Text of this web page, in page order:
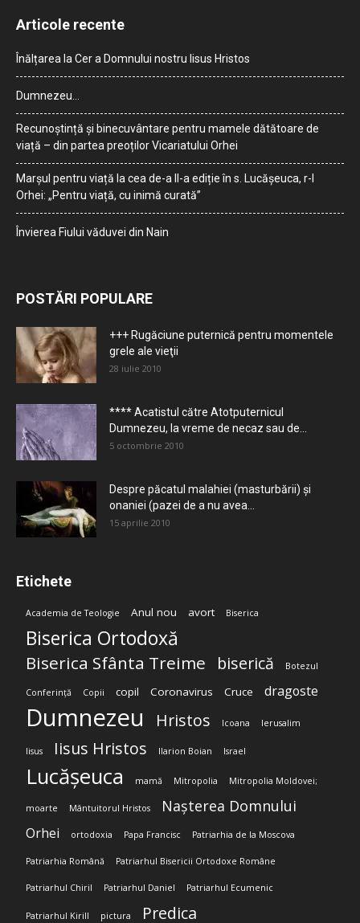
Articole recente
Înălțarea la Cer a Domnului nostru Iisus Hristos
Dumnezeu…
Recunoștință și binecuvântare pentru mamele dătătoare de
viață – din partea preoților Vicariatului Orhei
Marșul pentru viață la cea de-a II-a ediție în s. Lucășeuca, r-l
Orhei: „Pentru viață, cu inimă curată”
Învierea Fiului văduvei din Nain
POSTĂRI POPULARE
+++ Rugăciune puternică pentru momentele
grele ale vieţii
28 iulie 2010
**** Acatistul către Atotputernicul
Dumnezeu, la vreme de necaz sau de...
5 octombrie 2010
Despre păcatul malahiei (masturbării) şi
onaniei (pazei de a nu avea...
15 aprilie 2010
Etichete
Academia de Teologie Anul nou avort Biserica
Biserica Ortodoxă
Biserica Sfânta Treime biserică Botezul
Conferință Copii copil Coronavirus Cruce dragoste
Dumnezeu Hristos Icoana Ierusalim
Iisus Iisus Hristos Ilarion Boian Israel
Lucășeuca mamă Mitropolia Mitropolia Moldovei;
moarte Mântuitorul Hristos Nașterea Domnului
Orhei ortodoxia Papa Francisc Patriarhia de la Moscova
Patriarhia Română Patriarhul Bisericii Ortodoxe Române
Patriarhul Chiril Patriarhul Daniel Patriarhul Ecumenic
Patriarhul Kirill pictura Predica